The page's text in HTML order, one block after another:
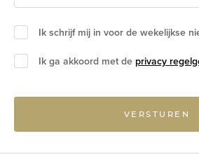
Ik schrijf mij in voor de wekelijkse
Ik ga akkoord met de privacy
VERSTUREN